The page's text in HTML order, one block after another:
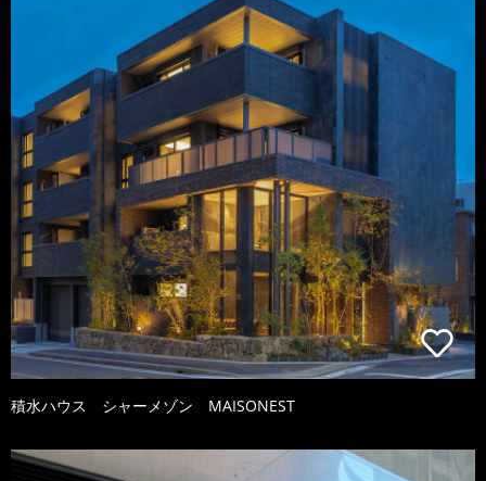
積水ハウス シャーメゾン MAISONEST